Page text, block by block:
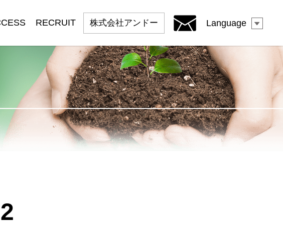
RECRUIT 株式会社アンドー Language